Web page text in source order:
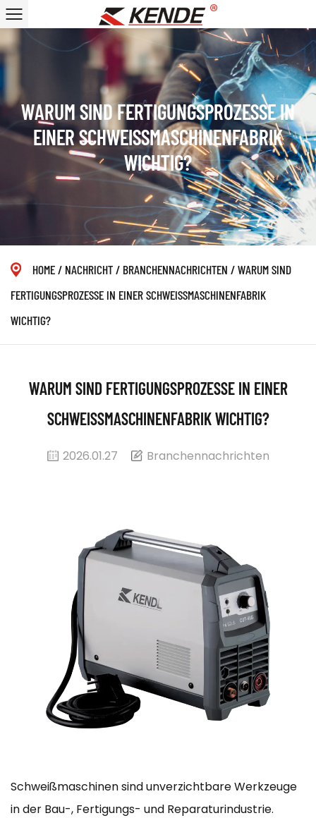
WARUM SIND FERTIGUNGSPROZESSE IN
EINER SCHWEISSMASCHINENFABRIK W
ICHTIG?
HOME/ NACHRICHT/ BRANCHENNACHRICHTEN /WARUM SIND
FERTIGUNGSPROZESSE IN EINER SCHWEISSMASCHINENFABRIK W
ICHTIG?
WARUM SIND FERTIGUNGSPROZESSE IN EINER
SCHWEISSMASCHINENFABRIK WICHTIG?
2026.01.27 Branchennachrichten
Schweißmaschinen sind unverzichtbare Werkzeuge
in der Bau-, Fertigungs- und Reparaturindustrie.